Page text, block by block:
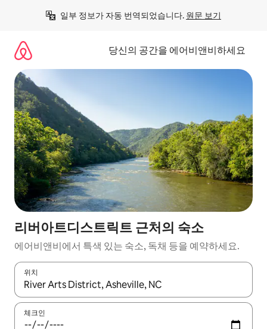
일부 정보가 자동 번역되었습니다. 원문 보기
당신의 공간을 에어비앤비하세요
리버아트디스트릭트 근처의 숙소
에어비앤비에서 특색 있는 숙소, 독채 등을 예약하세요.
위치
결과가 나오면 위·아래 화살표 키를 사용하거나 터치 또는 스와이
체크인